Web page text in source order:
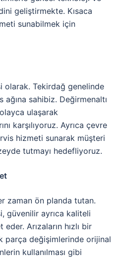
geliştirmekte. Kısaca
sunabilmek için
olarak. Tekirdağ genelinde
ağına sahibiz. Değirmenaltı
ulaşarak
karşılıyoruz. Ayrıca çevre
hizmeti sunarak müşteri
tutmayı hedefliyoruz.
zaman ön planda tutan.
güvenilir ayrıca kaliteli
Arızaların hızlı bir
parça değişimlerinde orijinal
kullanılması gibi